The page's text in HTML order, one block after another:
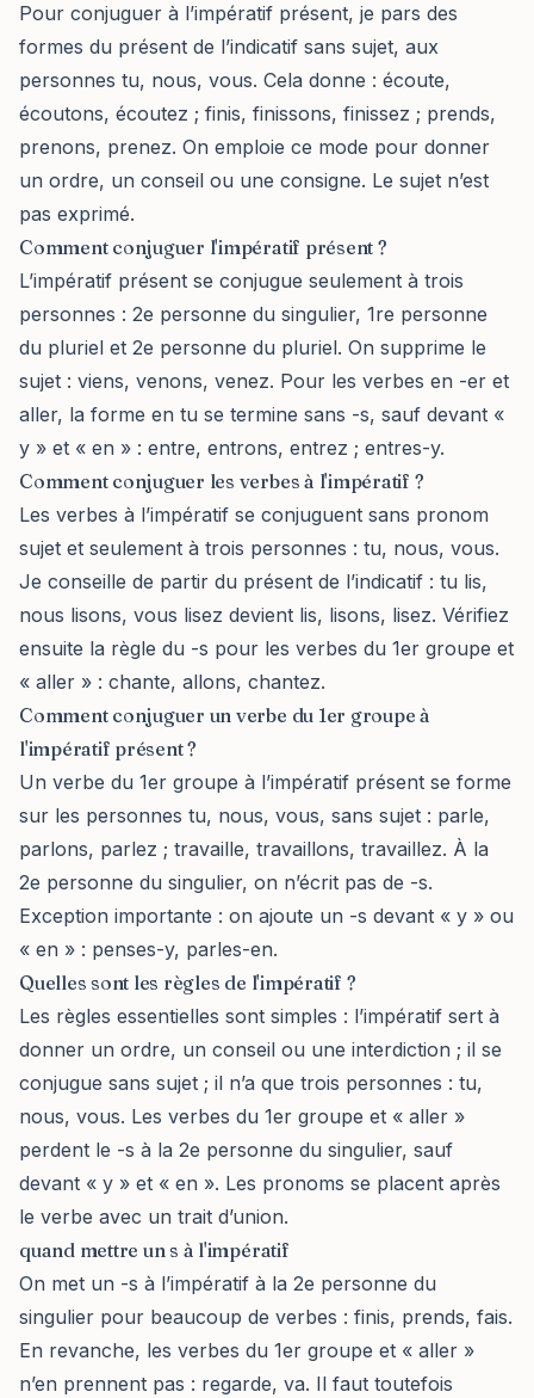
Pour conjuguer à l’impératif présent, je pars des
formes du présent de l’indicatif sans sujet, aux
personnes tu, nous, vous. Cela donne : écoute,
écoutons, écoutez ; finis, finissons, finissez ; prends,
prenons, prenez. On emploie ce mode pour donner
un ordre, un conseil ou une consigne. Le sujet n’est
pas exprimé.
Comment conjuguer l'impératif présent ?
L’impératif présent se conjugue seulement à trois
personnes : 2e personne du singulier, 1re personne
du pluriel et 2e personne du pluriel. On supprime le
sujet : viens, venons, venez. Pour les verbes en -er et
aller, la forme en tu se termine sans -s, sauf devant «
y » et « en » : entre, entrons, entrez ; entres-y.
Comment conjuguer les verbes à l'impératif ?
Les verbes à l’impératif se conjuguent sans pronom
sujet et seulement à trois personnes : tu, nous, vous.
Je conseille de partir du présent de l’indicatif : tu lis,
nous lisons, vous lisez devient lis, lisons, lisez. Vérifiez
ensuite la règle du -s pour les verbes du 1er groupe et
« aller » : chante, allons, chantez.
Comment conjuguer un verbe du 1er groupe à
l'impératif présent ?
Un verbe du 1er groupe à l’impératif présent se forme
sur les personnes tu, nous, vous, sans sujet : parle,
parlons, parlez ; travaille, travaillons, travaillez. À la
2e personne du singulier, on n’écrit pas de -s.
Exception importante : on ajoute un -s devant « y » ou
« en » : penses-y, parles-en.
Quelles sont les règles de l'impératif ?
Les règles essentielles sont simples : l’impératif sert à
donner un ordre, un conseil ou une interdiction ; il se
conjugue sans sujet ; il n’a que trois personnes : tu,
nous, vous. Les verbes du 1er groupe et « aller »
perdent le -s à la 2e personne du singulier, sauf
devant « y » et « en ». Les pronoms se placent après
le verbe avec un trait d’union.
quand mettre un s à l'impératif
On met un -s à l’impératif à la 2e personne du
singulier pour beaucoup de verbes : finis, prends, fais.
En revanche, les verbes du 1er groupe et « aller »
n’en prennent pas : regarde, va. Il faut toutefois